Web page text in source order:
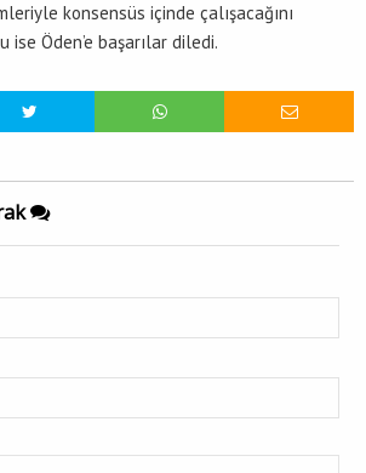
konsensüs içinde çalışacağını
ise Öden’e başarılar diledi.